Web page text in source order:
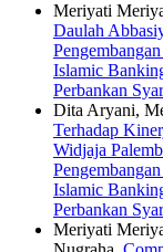
Meriyati
Daulah
Islamic
Perbankan
Dita Aryani,
Terhadap
Widjaja
Islamic
Perbankan
Meriyati